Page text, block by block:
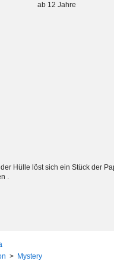
ab 12 Jahre
Hülle löst sich ein Stück der
.
> Mystery